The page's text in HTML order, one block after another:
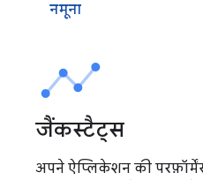
नमूना
जैंकस्टैट्स
अपने ऐप्लिकेशन की